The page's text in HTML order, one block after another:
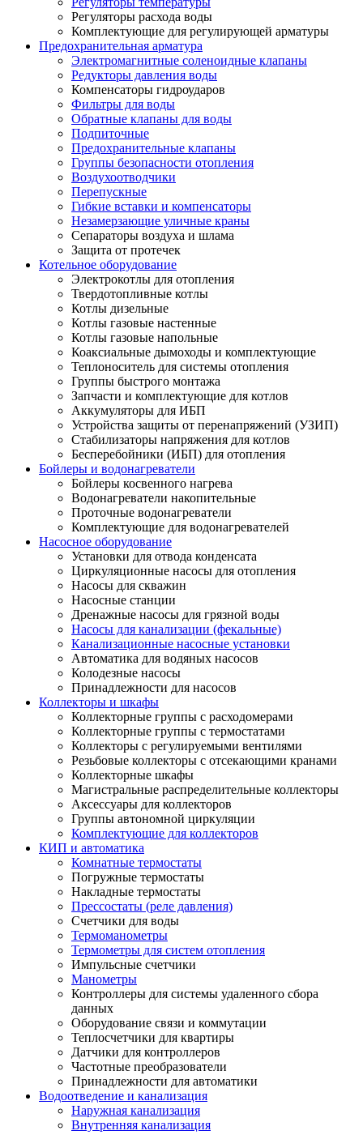
Регуляторы расхода воды
Комплектующие для регулирующей арматуры
Предохранительная арматура
Электромагнитные соленоидные клапаны
Редукторы давления воды
Компенсаторы гидроударов
Фильтры для воды
Обратные клапаны для воды
Подпиточные
Предохранительные клапаны
Группы безопасности отопления
Воздухоотводчики
Перепускные
Гибкие вставки и компенсаторы
Незамерзающие уличные краны
Сепараторы воздуха и шлама
Защита от протечек
Котельное оборудование
Электрокотлы для отопления
Твердотопливные котлы
Котлы дизельные
Котлы газовые настенные
Котлы газовые напольные
Коаксиальные дымоходы и комплектующие
Теплоноситель для системы отопления
Группы быстрого монтажа
Запчасти и комплектующие для котлов
Аккумуляторы для ИБП
Устройства защиты от перенапряжений (УЗИП)
Стабилизаторы напряжения для котлов
Бесперебойники (ИБП) для отопления
Бойлеры и водонагреватели
Бойлеры косвенного нагрева
Водонагреватели накопительные
Проточные водонагреватели
Комплектующие для водонагревателей
Насосное оборудование
Установки для отвода конденсата
Циркуляционные насосы для отопления
Насосы для скважин
Насосные станции
Дренажные насосы для грязной воды
Насосы для канализации (фекальные)
Канализационные насосные установки
Автоматика для водяных насосов
Колодезные насосы
Принадлежности для насосов
Коллекторы и шкафы
Коллекторные группы с расходомерами
Коллекторные группы с термостатами
Коллекторы с регулируемыми вентилями
Резьбовые коллекторы с отсекающими кранами
Коллекторные шкафы
Магистральные распределительные коллекторы
Аксессуары для коллекторов
Группы автономной циркуляции
Комплектующие для коллекторов
КИП и автоматика
Комнатные термостаты
Погружные термостаты
Накладные термостаты
Прессостаты (реле давления)
Счетчики для воды
Термоманометры
Термометры для систем отопления
Импульсные счетчики
Манометры
Контроллеры для системы удаленного сбора
данных
Оборудование связи и коммутации
Теплосчетчики для квартиры
Датчики для контроллеров
Частотные преобразователи
Принадлежности для автоматики
Водоотведение и канализация
Наружная канализация
Внутренняя канализация